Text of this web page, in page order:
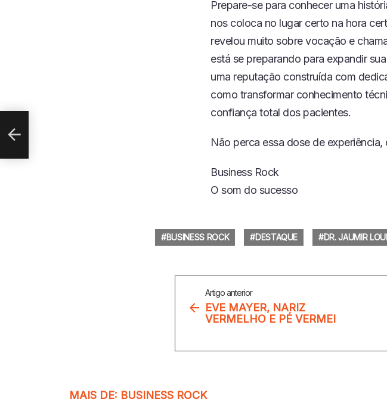
Prepare-se para conhecer uma
nos coloca no lugar certo na hora
revelou muito sobre vocação e
está se preparando para expandir
uma reputação construída com
como transformar conhecimento
confiança total dos pacientes.
Não perca essa dose de
Business Rock
O som do sucesso
BUSINESS ROCK DESTAQUE DR. JAUMIR
Artigo anterior
EVE MAYER, NARIZ
VERMELHO E PÉ VERMEI
MAIS DE: BUSINESS ROCK